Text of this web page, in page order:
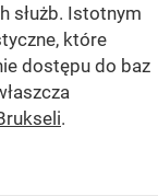
służb. Istotnym
które
dostępu do baz
.